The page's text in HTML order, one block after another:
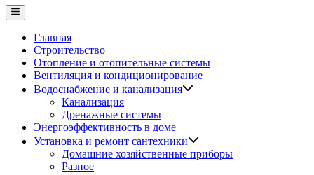
Main
Menu
Главная
Строительство
Отопление и отопительные системы
Вентиляция и кондиционирование
Водоснабжение и канализация
Канализация
Дренажные системы
Энергоэффективность в доме
Установка и ремонт сантехники
Домашние хозяйственные приборы
Разное